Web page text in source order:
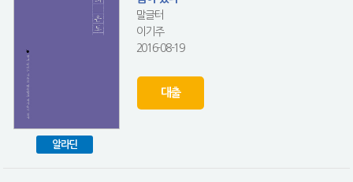
알라딘
말글터
이기주
2016-08-19
대출